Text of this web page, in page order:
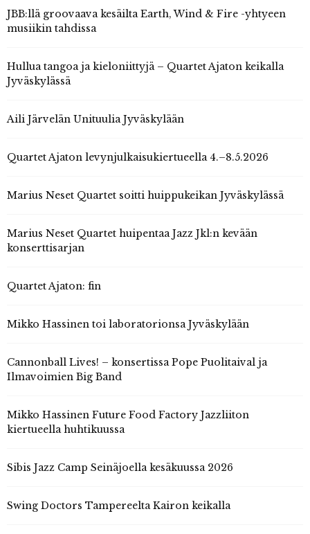
JBB:llä groovaava kesäilta Earth, Wind & Fire -yhtyeen
musiikin tahdissa
Hullua tangoa ja kieloniittyjä – Quartet Ajaton keikalla
Jyväskylässä
Aili Järvelän Unituulia Jyväskylään
Quartet Ajaton levynjulkaisukiertueella 4.–8.5.2026
Marius Neset Quartet soitti huippukeikan Jyväskylässä
Marius Neset Quartet huipentaa Jazz Jkl:n kevään
konserttisarjan
Quartet Ajaton: fin
Mikko Hassinen toi laboratorionsa Jyväskylään
Cannonball Lives! – konsertissa Pope Puolitaival ja
Ilmavoimien Big Band
Mikko Hassinen Future Food Factory Jazzliiton
kiertueella huhtikuussa
Sibis Jazz Camp Seinäjoella kesäkuussa 2026
Swing Doctors Tampereelta Kairon keikalla